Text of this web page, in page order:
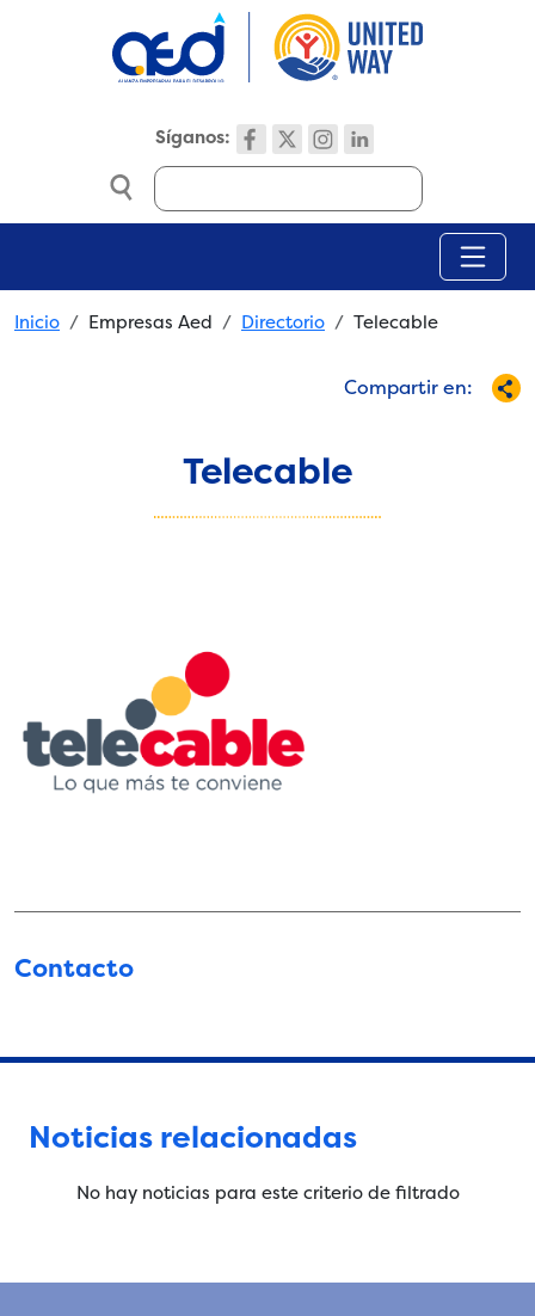
Síganos:
Search
Breadcrumb
Inicio Empresas Aed Directorio Telecable
Compartir en:
Telecable
Contacto
Noticias relacionadas
No hay noticias para este criterio de filtrado